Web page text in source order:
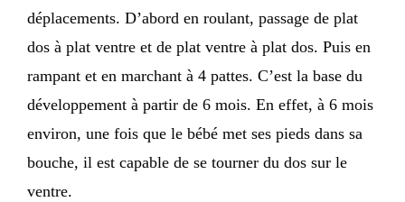
déplacements. D’abord en roulant, passage de plat
dos à plat ventre et de plat ventre à plat dos. Puis en
rampant et en marchant à 4 pattes. C’est la base du
développement à partir de 6 mois. En effet, à 6 mois
environ, une fois que le bébé met ses pieds dans sa
bouche, il est capable de se tourner du dos sur le
ventre.